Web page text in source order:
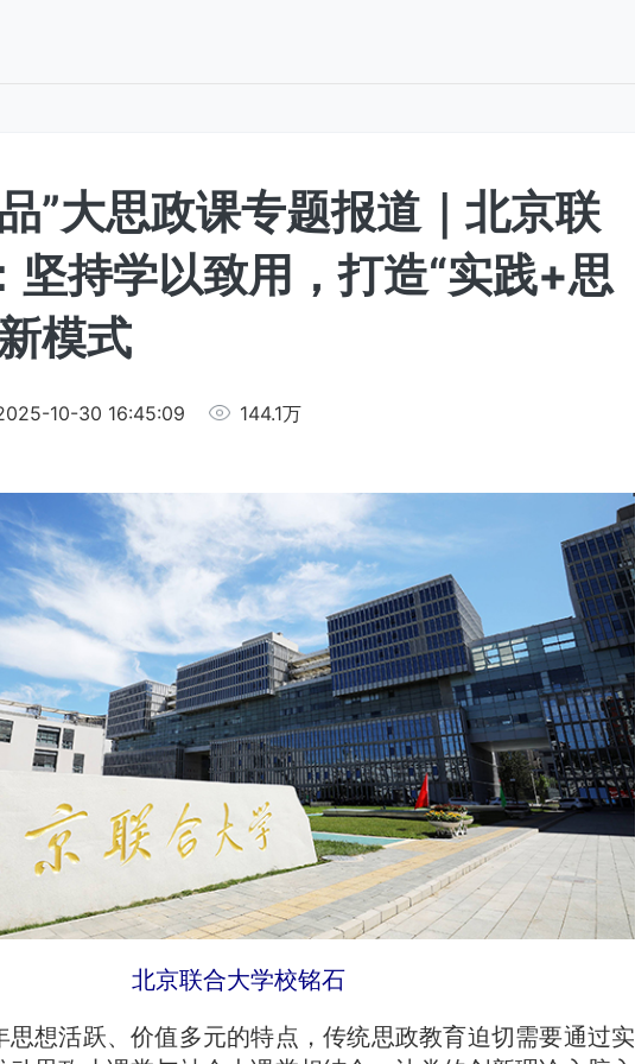
”大思政课专题报道｜北京联
坚持学以致用，打造“实践+思
模式
10-30 16:45:09 144.1万
北京联合大学校铭石
思想活跃、价值多元的特点，传统思政教育迫切需要通过实